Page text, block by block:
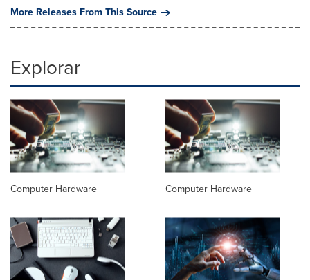
More Releases From This Source
Explorar
Computer Hardware Computer Hardware